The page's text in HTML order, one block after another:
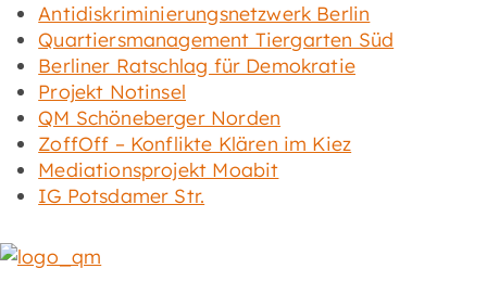
Antidiskriminierungsnetzwerk Berlin
Quartiersmanagement Tiergarten Süd
Berliner Ratschlag für Demokratie
Projekt Notinsel
QM Schöneberger Norden
ZoffOff – Konflikte Klären im Kiez
Mediationsprojekt Moabit
IG Potsdamer Str.